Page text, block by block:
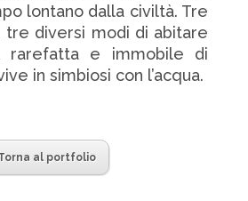
lontano dalla civiltà. Tre
tre diversi modi di abitare
rarefatta e immobile di
in simbiosi con l’acqua.
al portfolio